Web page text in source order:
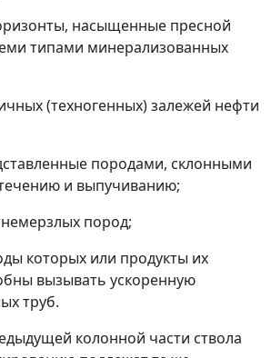
насыщенные пресной
типами минерализованных
(техногенных) залежей нефти
породами, склонными
и выпучиванию;
пород;
которых или продукты их
вызывать ускоренную
труб.
колонной части ствола